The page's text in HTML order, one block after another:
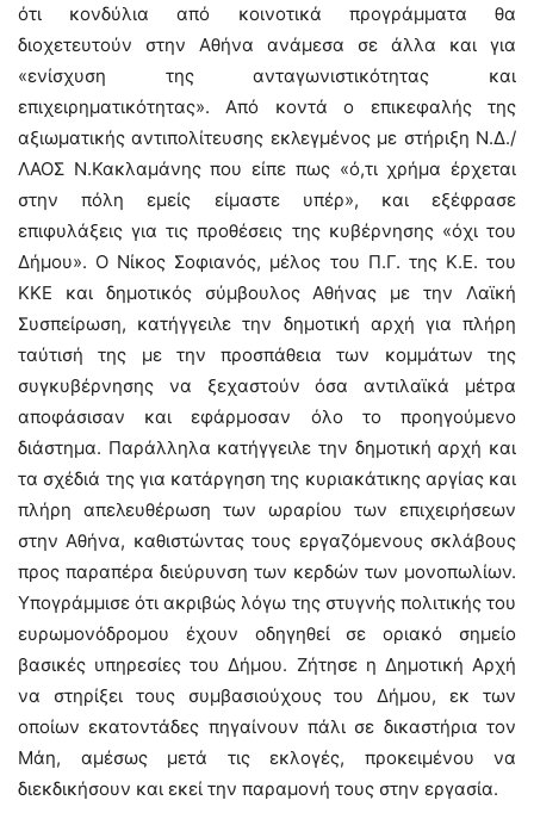
ότι κονδύλια από κοινοτικά προγράμματα θα
διοχετευτούν στην Αθήνα ανάμεσα σε άλλα και για
«ενίσχυση της ανταγωνιστικότητας και
επιχειρηματικότητας». Από κοντά ο επικεφαλής της
αξιωματικής αντιπολίτευσης εκλεγμένος με στήριξη Ν.Δ./
ΛΑΟΣ Ν.Κακλαμάνης που είπε πως «ό,τι χρήμα έρχεται
στην πόλη εμείς είμαστε υπέρ», και εξέφρασε
επιφυλάξεις για τις προθέσεις της κυβέρνησης «όχι του
Δήμου». Ο Νίκος Σοφιανός, μέλος του Π.Γ. της Κ.Ε. του
ΚΚΕ και δημοτικός σύμβουλος Αθήνας με την Λαϊκή
Συσπείρωση, κατήγγειλε την δημοτική αρχή για πλήρη
ταύτισή της με την προσπάθεια των κομμάτων της
συγκυβέρνησης να ξεχαστούν όσα αντιλαϊκά μέτρα
αποφάσισαν και εφάρμοσαν όλο το προηγούμενο
διάστημα. Παράλληλα κατήγγειλε την δημοτική αρχή και
τα σχέδιά της για κατάργηση της κυριακάτικης αργίας και
πλήρη απελευθέρωση των ωραρίου των επιχειρήσεων
στην Αθήνα, καθιστώντας τους εργαζόμενους σκλάβους
προς παραπέρα διεύρυνση των κερδών των μονοπωλίων.
Υπογράμμισε ότι ακριβώς λόγω της στυγνής πολιτικής του
ευρωμονόδρομου έχουν οδηγηθεί σε οριακό σημείο
βασικές υπηρεσίες του Δήμου. Ζήτησε η Δημοτική Αρχή
να στηρίξει τους συμβασιούχους του Δήμου, εκ των
οποίων εκατοντάδες πηγαίνουν πάλι σε δικαστήρια τον
Μάη, αμέσως μετά τις εκλογές, προκειμένου να
διεκδικήσουν και εκεί την παραμονή τους στην εργασία.